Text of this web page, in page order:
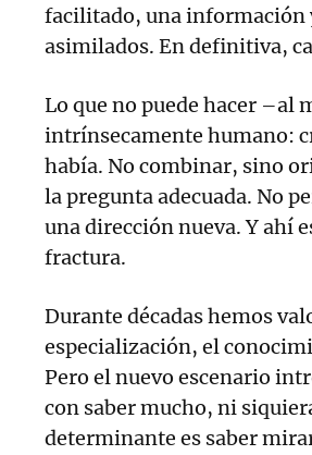
facilitado, una información
asimilados. En definitiva,
Lo que no puede hacer –al
intrínsecamente humano:
había. No combinar, sino
la pregunta adecuada. No
una dirección nueva. Y ahí
fractura.
Durante décadas hemos
especialización, el
Pero el nuevo escenario
con saber mucho, ni
determinante es saber